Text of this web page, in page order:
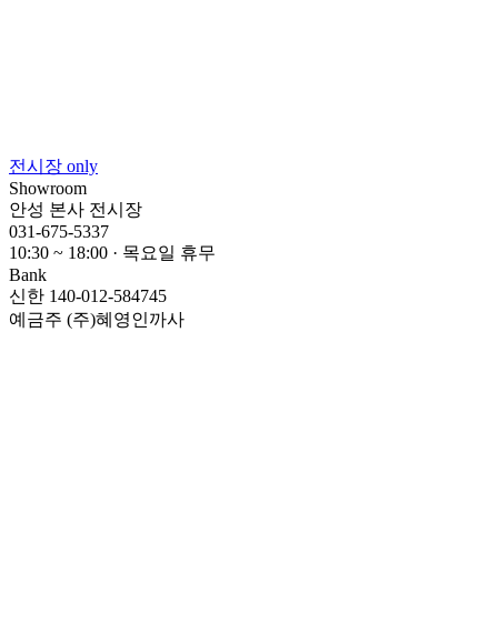
전시장 only
Showroom
안성 본사 전시장
031-675-5337
10:30 ~ 18:00 · 목요일 휴무
Bank
신한 140-012-584745
예금주 (주)혜영인까사